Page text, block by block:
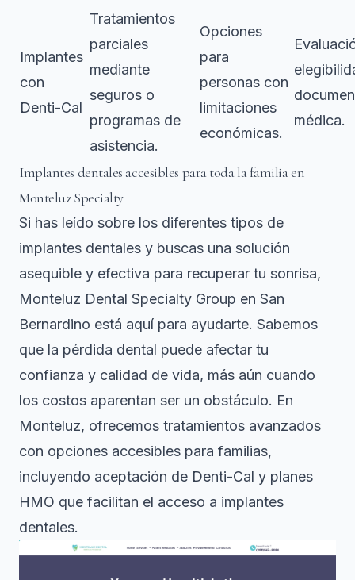
Implantes
con
Denti-Cal
Tratamientos
parciales
mediante
seguros o
programas de
asistencia.
Opciones
para
personas con
limitaciones
económicas.
médica.
Implantes dentales accesibles para toda la familia en
Monteluz Specialty
Si has leído sobre los diferentes tipos de
implantes dentales y buscas una solución
asequible y efectiva para recuperar tu sonrisa,
Monteluz Dental Specialty Group en San
Bernardino está aquí para ayudarte. Sabemos
que la pérdida dental puede afectar tu
confianza y calidad de vida, más aún cuando
los costos aparentan ser un obstáculo. En
Monteluz, ofrecemos tratamientos avanzados
con opciones accesibles para familias,
incluyendo aceptación de Denti-Cal y planes
HMO que facilitan el acceso a implantes
dentales.